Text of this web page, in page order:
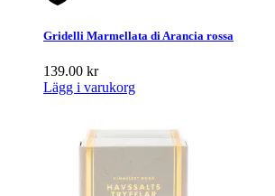
Gridelli Marmellata di Arancia rossa
139.00 kr
Lägg i varukorg